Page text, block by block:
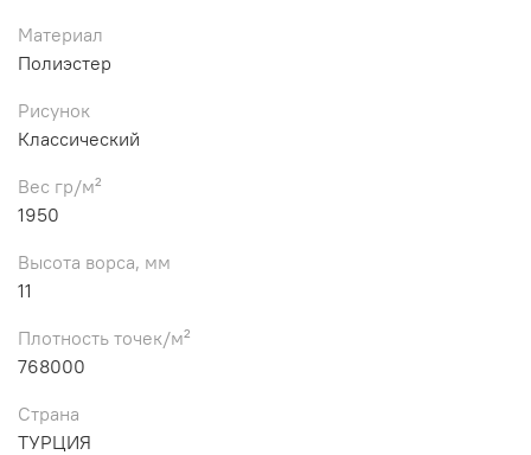
Материал
Полиэстер
Рисунок
Классический
Вес гр/м²
1950
Высота ворса, мм
11
Плотность точек/м²
768000
Страна
ТУРЦИЯ